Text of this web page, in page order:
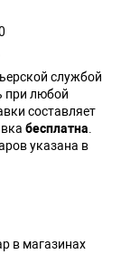
службой
при любой
составляет
бесплатна
указана в
в магазинах